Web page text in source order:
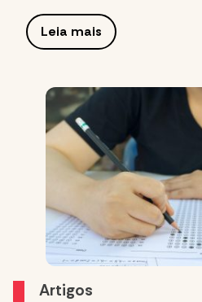
Leia mais
Artigos